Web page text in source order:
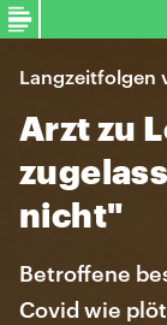
Langzeitfolgen
Arzt zu
nicht"
Betroffene
Covid wie